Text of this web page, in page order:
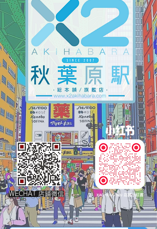
WECHAT 店鋪微信